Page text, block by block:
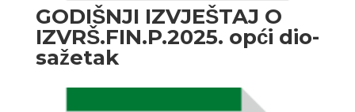
GODIŠNJI IZVJEŠTAJ O
IZVRŠ.FIN.P.2025. opći dio-
sažetak